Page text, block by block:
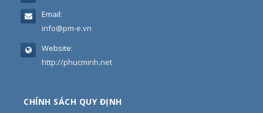
Email:
info@pm-e.vn
Website:
http://phucminh.net
CHÍNH SÁCH QUY ĐỊNH